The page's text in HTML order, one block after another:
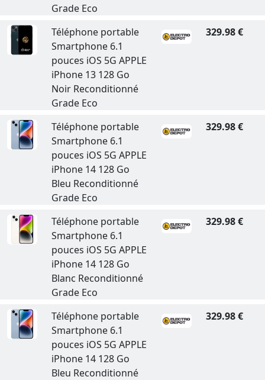
Grade Eco
Téléphone portable
Smartphone 6.1
pouces iOS 5G APPLE
iPhone 13 128 Go
Noir Reconditionné
Grade Eco
329.98 €
Téléphone portable
Smartphone 6.1
pouces iOS 5G APPLE
iPhone 14 128 Go
Bleu Reconditionné
Grade Eco
329.98 €
Téléphone portable
Smartphone 6.1
pouces iOS 5G APPLE
iPhone 14 128 Go
Blanc Reconditionné
Grade Eco
329.98 €
Téléphone portable
Smartphone 6.1
pouces iOS 5G APPLE
iPhone 14 128 Go
Bleu Reconditionné
329.98 €